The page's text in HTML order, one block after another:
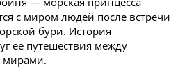
с миром людей после встречи
бури. История
её путешествия между